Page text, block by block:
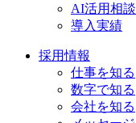
AI活用相談
導入実績
採用情報
仕事を知る
数字で知る
会社を知る